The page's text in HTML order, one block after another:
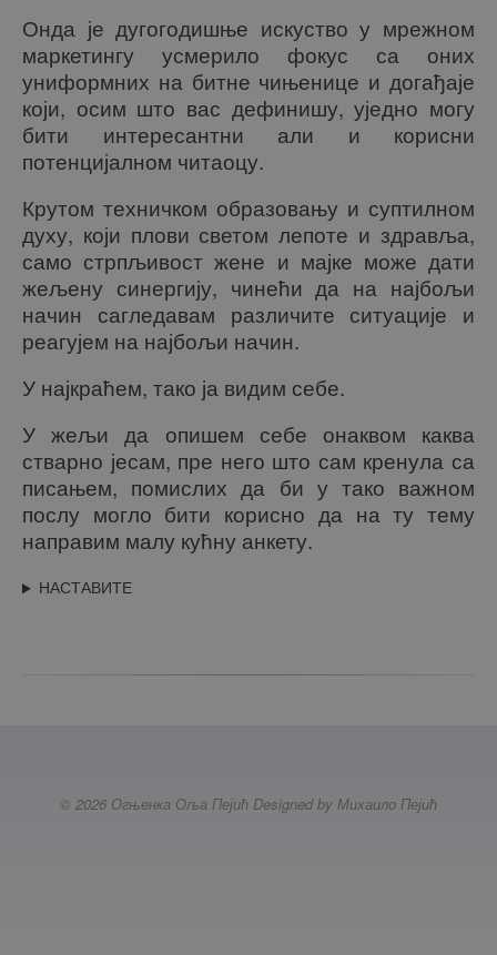
Онда је дугогодишње искуство у мрежном
маркетингу усмерило фокус са оних
униформних на битне чињенице и догађаје
који, осим што вас дефинишу, уједно могу
бити интересантни али и корисни
потенцијалном читаоцу.
Крутом техничком образовању и суптилном
духу, који плови светом лепоте и здравља,
само стрпљивост жене и мајке може дати
жељену синергију, чинећи да на најбољи
начин сагледавам различите ситуације и
реагујем на најбољи начин.
У најкраћем, тако ја видим себе.
У жељи да опишем себе онаквом каква
стварно јесам, пре него што сам кренула са
писањем, помислих да би у тако важном
послу могло бити корисно да на ту тему
направим малу кућну анкету.
НАСТАВИТЕ
© 2026 Огњенка Оља Пејић Designed by Михаило Пејић